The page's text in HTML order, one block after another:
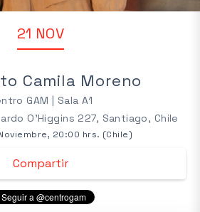
21 NOV
Camila Moreno
GAM | Sala A1
O'Higgins 227, Santiago, Chile
20:00 hrs. (Chile)
Compartir